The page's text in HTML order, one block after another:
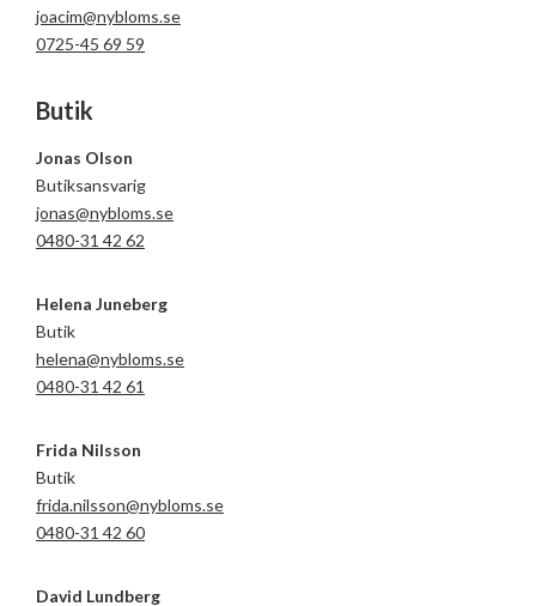
joacim@nybloms.se
0725-45 69 59
Butik
Jonas Olson
Butiksansvarig
jonas@nybloms.se
0480-31 42 62
Helena Juneberg
Butik
helena@nybloms.se
0480-31 42 61
Frida Nilsson
Butik
frida.nilsson@nybloms.se
0480-31 42 60
David Lundberg